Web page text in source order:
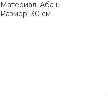
Материал:Абаш
Размер:30 см